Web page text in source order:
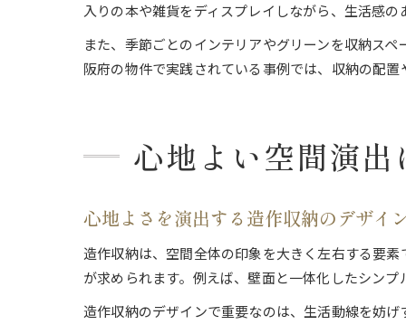
入りの本や雑貨をディスプレイしながら、生活感
また、季節ごとのインテリアやグリーンを収納ス
阪府の物件で実践されている事例では、収納の配
心地よい空間演
心地よさを演出する造作収納のデザイ
造作収納は、空間全体の印象を大きく左右する要
が求められます。例えば、壁面と一体化したシン
造作収納のデザインで重要なのは、生活動線を妨